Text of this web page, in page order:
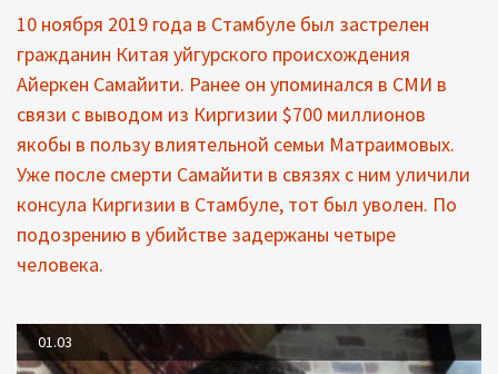
10 ноября 2019 года в Стамбуле был застрелен
гражданин Китая уйгурского происхождения
Айеркен Самайити. Ранее он упоминался в СМИ в
связи с выводом из Киргизии $700 миллионов
якобы в пользу влиятельной семьи Матраимовых.
Уже после смерти Самайити в связях с ним уличили
консула Киргизии в Стамбуле, тот был уволен. По
подозрению в убийстве задержаны четыре
человека.
01.03